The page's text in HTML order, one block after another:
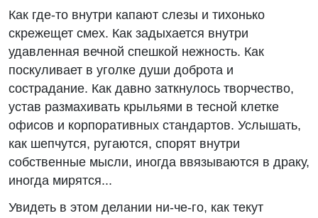
Как где-то внутри капают слезы и тихонько
скрежещет смех. Как задыхается внутри
удавленная вечной спешкой нежность. Как
поскуливает в уголке души доброта и
сострадание. Как давно заткнулось творчество,
устав размахивать крыльями в тесной клетке
офисов и корпоративных стандартов. Услышать,
как шепчутся, ругаются, спорят внутри
собственные мысли, иногда ввязываются в драку,
иногда мирятся...
Увидеть в этом делании ни-че-го, как текут